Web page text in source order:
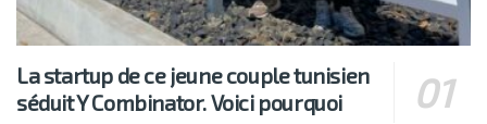
La startup de ce jeune couple tunisien
séduit Y Combinator. Voici pourquoi